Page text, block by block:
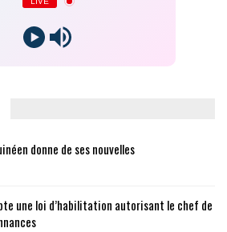
donne de ses nouvelles
une loi d’habilitation autorisant le chef de